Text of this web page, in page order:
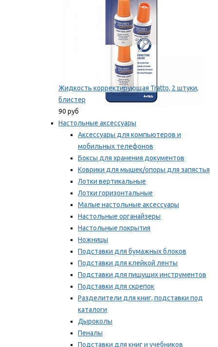
Жидкость корректирующая Tratto, 2 штуки,
блистер
90 руб
Настольные аксессуары
Аксессуары для компьютеров и
мобильных телефонов
Боксы для хранения документов
Коврики для мышек/опоры для запястья
Лотки вертикальные
Лотки горизонтальные
Малые настольные аксессуары
Настольные органайзеры
Настольные покрытия
Ножницы
Подставки для бумажных блоков
Подставки для клейкой ленты
Подставки для пишущих инструментов
Подставки для скрепок
Разделители для книг, подставки под
каталоги
Дыроколы
Пеналы
Подставки для книг и учебников